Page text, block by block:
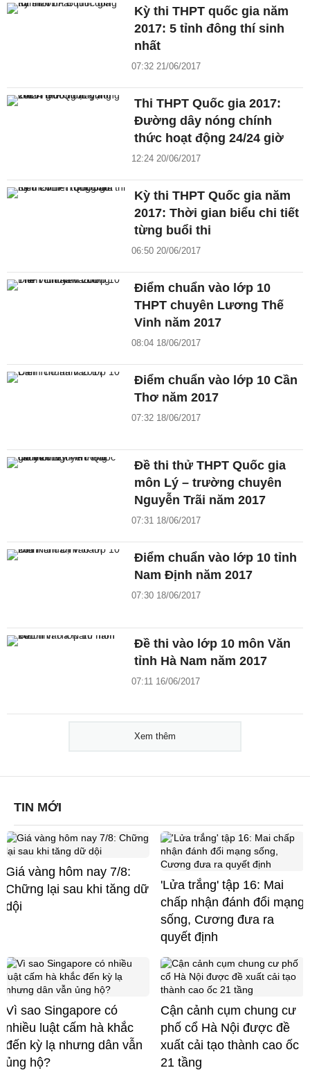
Kỳ thi THPT quốc gia năm
2017: 5 tỉnh đông thí sinh
nhất
07:32 21/06/2017
Thi THPT Quốc gia 2017:
Đường dây nóng chính
thức hoạt động 24/24 giờ
12:24 20/06/2017
Kỳ thi THPT Quốc gia năm
2017: Thời gian biểu chi tiết
từng buổi thi
06:50 20/06/2017
Điểm chuẩn vào lớp 10
THPT chuyên Lương Thế
Vinh năm 2017
08:04 18/06/2017
Điểm chuẩn vào lớp 10 Cần
Thơ năm 2017
07:32 18/06/2017
Đề thi thử THPT Quốc gia
môn Lý – trường chuyên
Nguyễn Trãi năm 2017
07:31 18/06/2017
Điểm chuẩn vào lớp 10 tỉnh
Nam Định năm 2017
07:30 18/06/2017
Đề thi vào lớp 10 môn Văn
tỉnh Hà Nam năm 2017
07:11 16/06/2017
Xem thêm
TIN MỚI
Giá vàng hôm nay 7/8:
Chững lại sau khi tăng dữ
dội
'Lửa trắng' tập 16: Mai
chấp nhận đánh đổi mạng
sống, Cương đưa ra
quyết định
Vì sao Singapore có
nhiều luật cấm hà khắc
đến kỳ lạ nhưng dân vẫn
ủng hộ?
Cận cảnh cụm chung cư
phố cổ Hà Nội được đề
xuất cải tạo thành cao ốc
21 tầng